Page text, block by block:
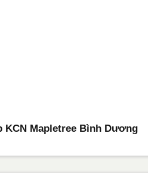
KCN Mapletree Bình Dương